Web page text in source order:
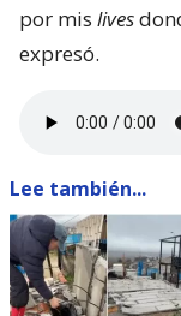
por mis lives
expresó.
Lee también...